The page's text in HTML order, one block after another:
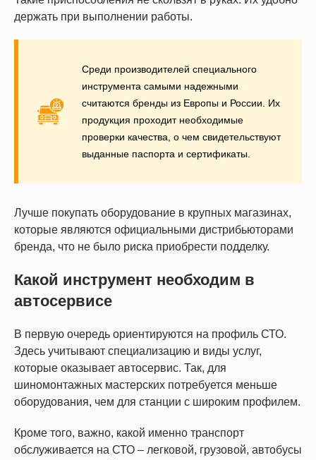
держать при выполнении работы.
Среди производителей специального
инструмента самыми надежными
считаются бренды из Европы и России. Их
продукция проходит необходимые
проверки качества, о чем свидетельствуют
выданные паспорта и сертификаты.
Лучше покупать оборудование в крупных магазинах,
которые являются официальными дистрибьюторами
бренда, что не было риска приобрести подделку.
Какой инструмент необходим в
автосервисе
В первую очередь ориентируются на профиль СТО.
Здесь учитывают специализацию и виды услуг,
которые оказывает автосервис. Так, для
шиномонтажных мастерских потребуется меньше
оборудования, чем для станции с широким профилем.
Кроме того, важно, какой именно транспорт
обслуживается на СТО – легковой, грузовой, автобусы